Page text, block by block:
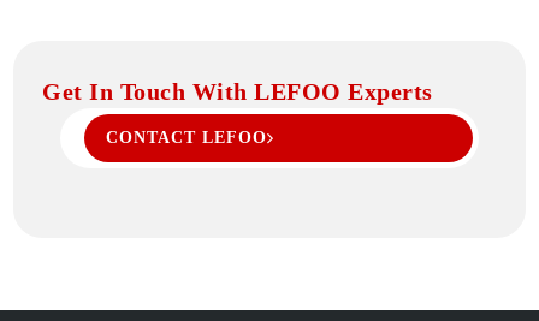
Get In Touch With LEFOO Experts
CONTACT LEFOO